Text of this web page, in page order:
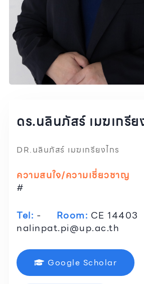
ดร.นลินภัสร์ เมฆเกรีย
DR.นลินภัสร์ เมฆเกรียงไกร
ความสนใจ/ความเชี่ยวชาญ
#
Tel: - Room: CE
nalinpat.pi@up.ac.th
Google Scholar